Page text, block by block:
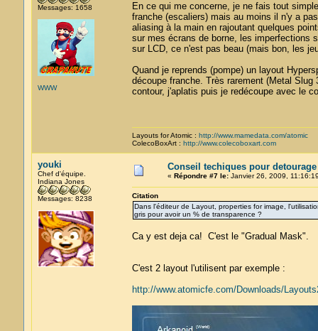
Messages: 1658
WWW
En ce qui me concerne, je ne fais tout
franche (escaliers) mais au moins il n'y a
aliasing à la main en rajoutant quelques
sur mes écrans de borne, les imperfections
sur LCD, ce n'est pas beau (mais bon, les
Quand je reprends (pompe) un layout
découpe franche. Très rarement (Metal
contour, j'aplatis puis je redécoupe avec le
Layouts for Atomic : http://www.mamedata.com/atomic
ColecoBoxArt : http://www.colecoboxart.com
youki
Chef d'équipe.
Indiana Jones
Messages: 8238
Conseil techiques pour detourage
« Répondre #7 le:Janvier 26, 2009,
Citation
Dans l'éditeur de Layout, properties for image,
gris pour avoir un % de transparence ?
Ca y est deja ca! C'est le "Gradual Mask".
C'est 2 layout l'utilisent par exemple :
http://www.atomicfe.com/Downloads/